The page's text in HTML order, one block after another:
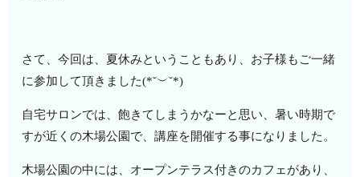
さて、今回は、夏休みということもあり、お子様もご一緒
に参加して頂きました(*˘︶˘*)
自宅サロンでは、飽きてしまうかなーと思い、暑い時期で
すが近くの木場公園で、講座を開催する事になりました。
木場公園の中には、オープンテラス付きのカフェがあり、